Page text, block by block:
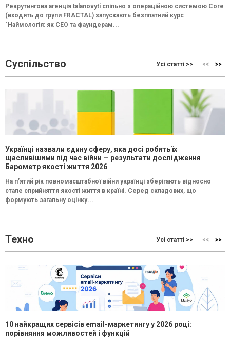
Рекрутингова агенція talanovyti спільно з операційною системою Core
(входять до групи FRACTAL) запускають безплатний курс
"Наймологія: як СEO та фаундерам...
Суспільство Усі статті >>
Українці назвали єдину сферу, яка досі робить їх
щасливішими під час війни — результати дослідження
Барометр якості життя 2026
На п’ятий рік повномасштабної війни українці зберігають відносно
стале сприйняття якості життя в країні. Серед складових, що
формують загальну оцінку...
Техно Усі статті >>
10 найкращих сервісів email-маркетингу у 2026 році:
порівняння можливостей і функцій